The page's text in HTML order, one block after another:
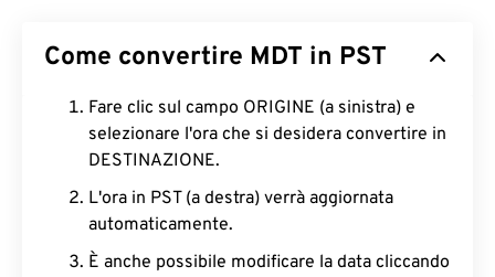
Come convertire MDT in PST
Fare clic sul campo ORIGINE (a sinistra) e
selezionare l'ora che si desidera convertire in
DESTINAZIONE.
L'ora in PST (a destra) verrà aggiornata
automaticamente.
È anche possibile modificare la data cliccando